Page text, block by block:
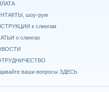
шоу-рум
к слингам
о слингах
ваши вопросы ЗДЕСЬ